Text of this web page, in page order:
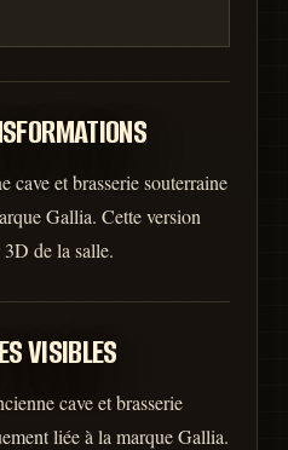
cave et brasserie souterraine
Gallia. Cette version
de la salle.
VISIBLES
cave et brasserie
liée à la marque Gallia.